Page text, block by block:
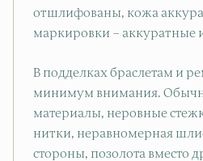
отшлифованы, кожа
маркировки – аккуратные
В подделках браслетам и
минимум внимания.
материалы, неровные
нитки, неравномерная
стороны, позолота вместо